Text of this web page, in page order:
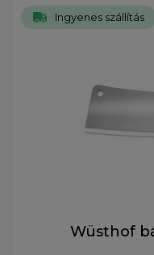
Ingyenes szállítás
Wüsthof